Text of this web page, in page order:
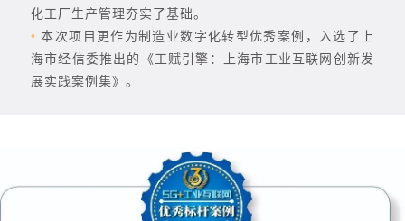
化工厂生产管理夯实了基础。
•本次项目更作为制造业数字化转型优秀案例，入选了上
海市经信委推出的《工赋引擎：上海市工业互联网创新发
展实践案例集》。